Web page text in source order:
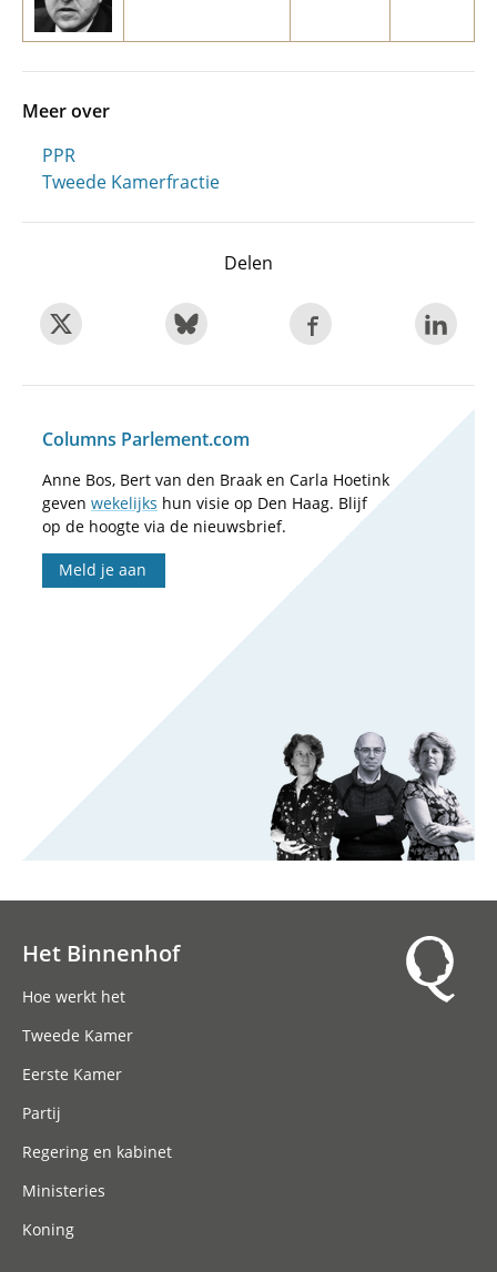
Meer over
PPR
Tweede Kamerfractie
Delen
Columns Parlement.com
Anne Bos, Bert van den Braak en Carla Hoetink
geven wekelijks hun visie op Den Haag. Blijf
op de hoogte via de nieuwsbrief.
Meld je aan
Het Binnenhof
Hoe werkt het
Tweede Kamer
Eerste Kamer
Partij
Regering en kabinet
Ministeries
Koning